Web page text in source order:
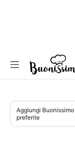
Aggiungi Buonissimo
preferite